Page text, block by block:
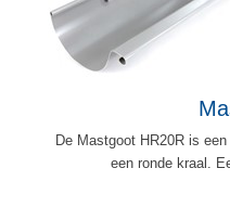
De Mastgoot HR20R is
een ronde kraal.